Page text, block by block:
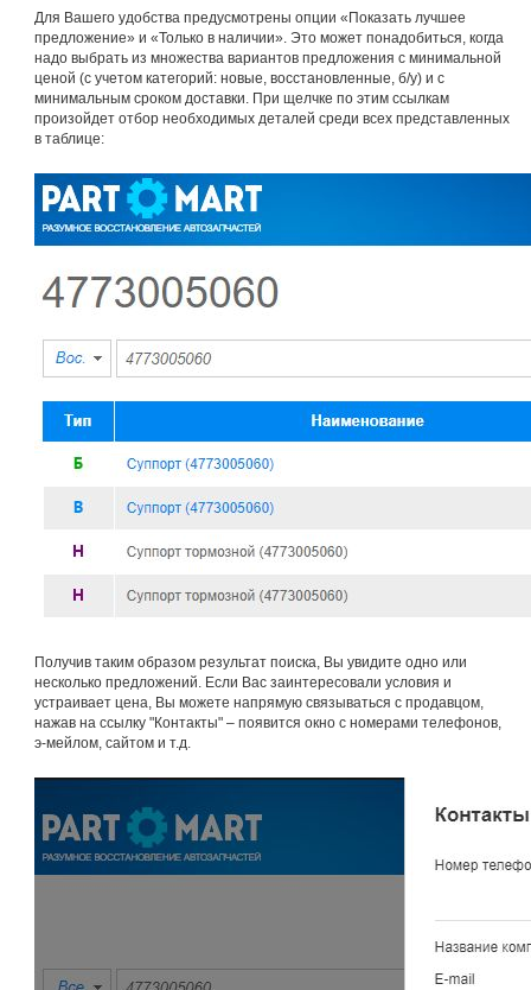
Для Вашего удобства предусмотрены опции «Показать лучшее
предложение» и «Только в наличии». Это может понадобиться, когда
надо выбрать из множества вариантов предложения с минимальной
ценой (с учетом категорий: новые, восстановленные, б/у) и с
минимальным сроком доставки. При щелчке по этим ссылкам
произойдет отбор необходимых деталей среди всех представленных
в таблице:
Получив таким образом результат поиска, Вы увидите одно или
несколько предложений. Если Вас заинтересовали условия и
устраивает цена, Вы можете напрямую связываться с продавцом,
нажав на ссылку "Контакты" – появится окно с номерами телефонов,
э-мейлом, сайтом и т.д.